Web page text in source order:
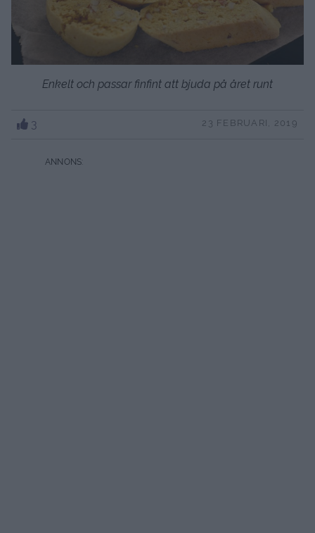
Enkelt och passar finfint att bjuda på året runt
3 23 FEBRUARI, 2019